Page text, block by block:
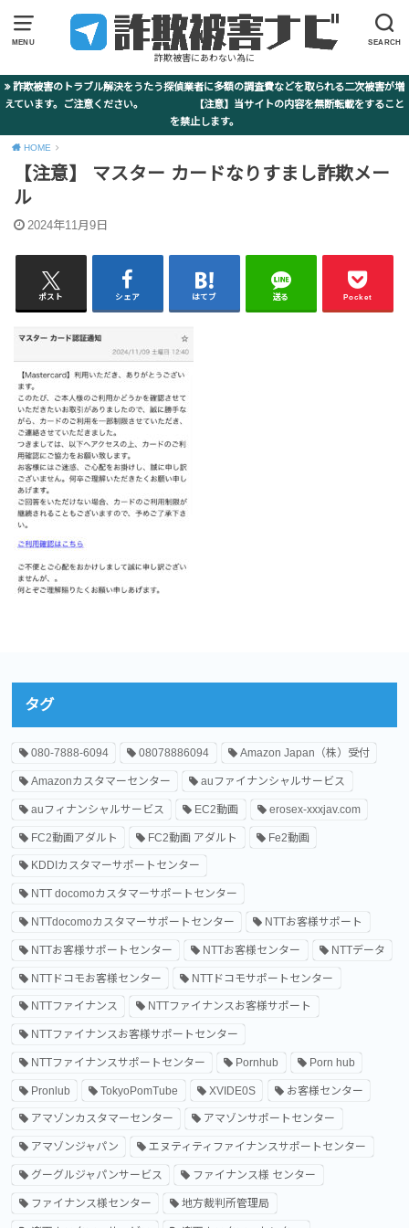
MENU SEARCH
詐欺被害にあわない為に
詐欺被害のトラブル解決をうたう探偵業者に多額の調査費などを取られる二次被害が増
えています。ご注意ください。 【注意】当サイトの内容を無断転載をすること
を禁止します。
HOME
【注意】 マスター カードなりすまし詐欺メー
ル
2024年11月9日
ポスト シェア はてブ 送る Pocket
タグ
080-7888-6094 08078886094 Amazon Japan（株）受付
Amazonカスタマーセンター auファイナンシャルサービス
auフィナンシャルサービス EC2動画 erosex-xxxjav.com
FC2動画アダルト FC2動画 アダルト Fe2動画
KDDIカスタマーサポートセンター
NTT docomoカスタマーサポートセンター
NTTdocomoカスタマーサポートセンター NTTお客様サポート
NTTお客様サポートセンター NTTお客様センター NTTデータ
NTTドコモお客様センター NTTドコモサポートセンター
NTTファイナンス NTTファイナンスお客様サポート
NTTファイナンスお客様サポートセンター
NTTファイナンスサポートセンター Pornhub Porn hub
Pronlub TokyoPomTube XVIDE0S お客様センター
アマゾンカスタマーセンター アマゾンサポートセンター
アマゾンジャパン エヌティティファイナンスサポートセンター
グーグルジャパンサービス ファイナンス様 センター
ファイナンス様センター 地方裁判所管理局